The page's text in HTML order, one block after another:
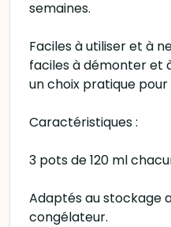
semaines.
Faciles à utiliser et à
faciles à démonter et
un choix pratique
Caractéristiques :
3 pots de 120 ml
Adaptés au stockage
congélateur.